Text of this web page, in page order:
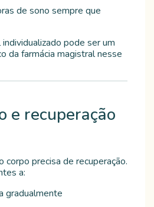
de sono sempre que
pode ser um
da farmácia magistral nesse
e recuperação
corpo precisa de recuperação.
a:
gradualmente